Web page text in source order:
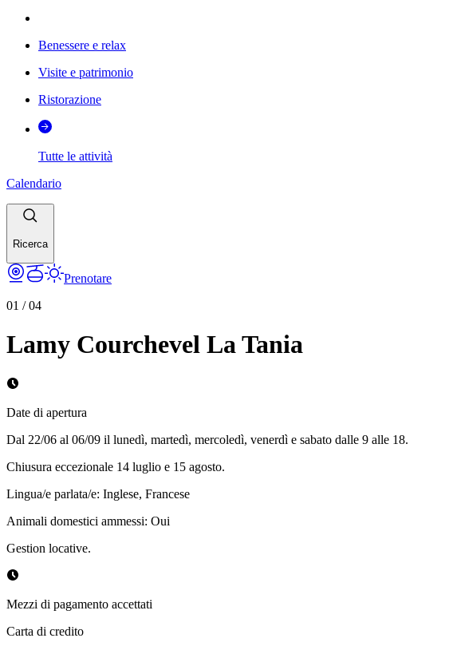
Benessere e relax
Visite e patrimonio
Ristorazione
Tutte le attività
Calendario
Ricerca
Prenotare
01 /04
Lamy Courchevel La Tania
Date di apertura
Dal 22/06 al 06/09 il lunedì, martedì, mercoledì, venerdì e sabato dalle 9 alle 18.
Chiusura eccezionale 14 luglio e 15 agosto.
Lingua/e parlata/e: Inglese, Francese
Animali domestici ammessi: Oui
Gestion locative.
Mezzi di pagamento accettati
Carta di credito